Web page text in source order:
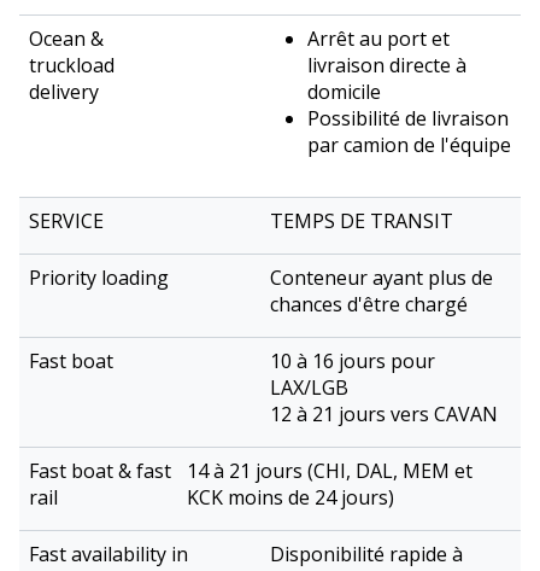
Arrêt au port et
livraison directe à
domicile
Possibilité de livraison
par camion de l'équipe
TEMPS DE TRANSIT
Conteneur ayant plus de
chances d'être chargé
10 à 16 jours pour
LAX/LGB
12 à 21 jours vers CAVAN
14 à 21 jours (CHI, DAL, MEM et
KCK moins de 24 jours)
Disponibilité rapide à